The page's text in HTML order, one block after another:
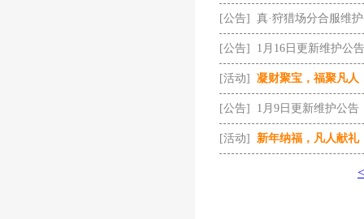
[公告] 真·狩猎场分合服维
[公告] 1月16日更新维护公告
[活动] 凝财聚宝，福聚凡人
[公告] 1月9日更新维护公告
[活动] 新年纳福，凡人献礼
<